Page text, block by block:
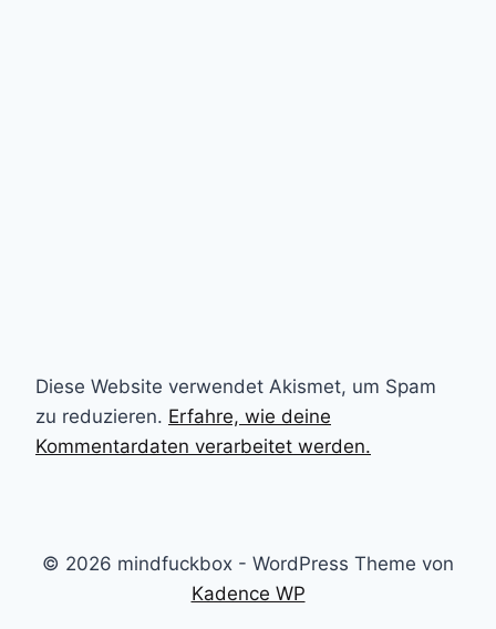
Diese Website verwendet Akismet, um Spam
zu reduzieren. Erfahre, wie deine
Kommentardaten verarbeitet werden.
© 2026 mindfuckbox - WordPress Theme von
Kadence WP